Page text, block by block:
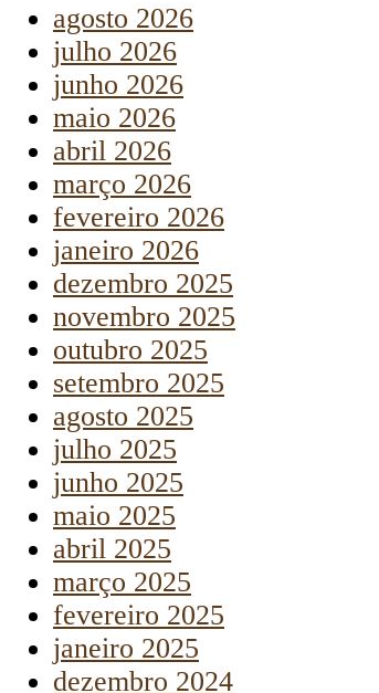
agosto 2026
julho 2026
junho 2026
maio 2026
abril 2026
março 2026
fevereiro 2026
janeiro 2026
dezembro 2025
novembro 2025
outubro 2025
setembro 2025
agosto 2025
julho 2025
junho 2025
maio 2025
abril 2025
março 2025
fevereiro 2025
janeiro 2025
dezembro 2024